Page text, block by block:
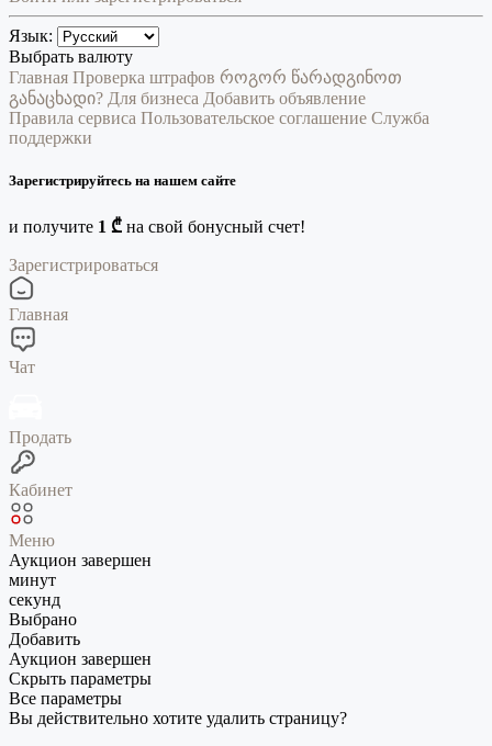
Язык:
Выбрать валюту
Главная Проверка штрафов როგორ წარადგინოთ
განაცხადი? Для бизнеса Добавить объявление
Правила сервиса Пользовательское соглашение Служба
поддержки
Зарегистрируйтесь на нашем сайте
и получите 1 ₾ на свой бонусный счет!
Зарегистрироваться
Главная
Чат
Продать
Кабинет
Меню
Аукцион завершен
минут
секунд
Выбрано
Добавить
Аукцион завершен
Скрыть параметры
Все параметры
Вы действительно хотите удалить страницу?